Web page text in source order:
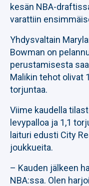
kesän NBA-
varattiin
Yhdysvaltain
Bowman on
perustamisesta
Malikin tehot olivat
torjuntaa.
Viime kaudella
levypalloa ja 1,1
laituri edusti City
joukkueita.
– Kauden jälkeen
NBA:ssa. Olen